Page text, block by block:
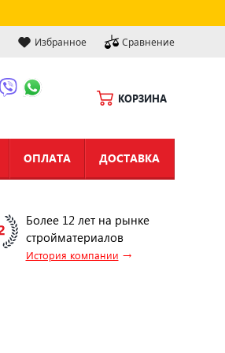
Избранное Сравнение
КОРЗИНА
ОПЛАТА ДОСТАВКА
Более 12 лет на рынке
стройматериалов
История компании →